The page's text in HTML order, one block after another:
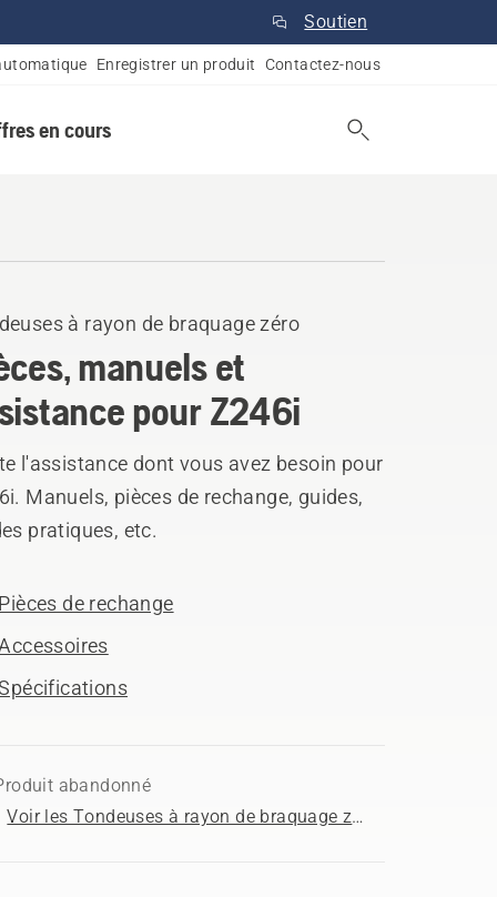
Soutien
Enregistrer un produit Contactez-nous
en cours
à rayon de braquage zéro
manuels et
pour Z246i
l'assistance dont vous avez besoin pour
Manuels, pièces de rechange, guides,
pratiques, etc.
Pièces de rechange
abandonné
Voir les Tondeuses à rayon de braquage zéro disponibles à l'achat